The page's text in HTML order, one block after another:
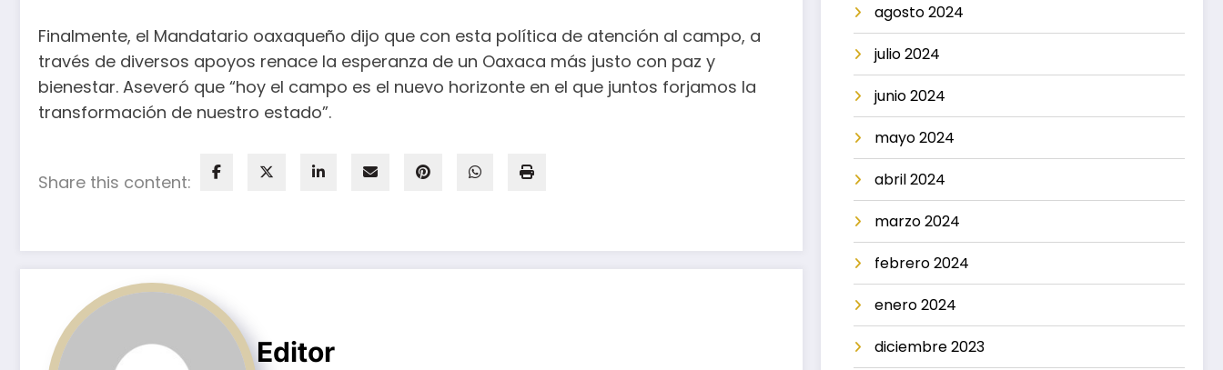
Finalmente, el Mandatario oaxaqueño dijo que con esta política de atención al campo, a
través de diversos apoyos renace la esperanza de un Oaxaca más justo con paz y
bienestar. Aseveró que “hoy el campo es el nuevo horizonte en el que juntos forjamos la
transformación de nuestro estado”.
Share this content:
Editor
agosto 2024
julio 2024
junio 2024
mayo 2024
abril 2024
marzo 2024
febrero 2024
enero 2024
diciembre 2023